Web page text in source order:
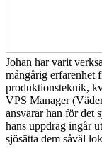
Johan har varit
mångårig erfarenhet
produktionsteknik,
VPS Manager
ansvarar han för det
hans uppdrag ingår
sjösätta dem såväl